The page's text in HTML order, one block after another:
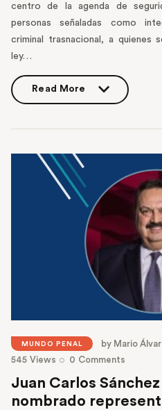
centro de la agenda de
personas señaladas como
criminal trasnacional, a quienes
ley…
Read More
MUNDO PENAL by Mario
545 Views 0 Comments
Juan Carlos
nombrado